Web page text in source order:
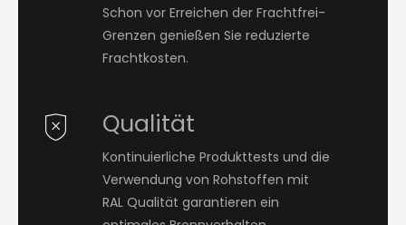
Schon vor Erreichen der Frachtfrei-
Grenzen genießen Sie reduzierte
Frachtkosten.
Qualität
Kontinuierliche Produkttests und die
Verwendung von Rohstoffen mit
RAL Qualität garantieren ein